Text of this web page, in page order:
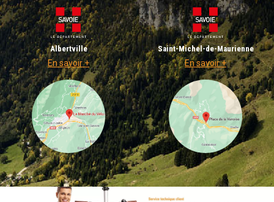
Albertville
En savoir +
Saint-Michel-de-Maurienne
En savoir +